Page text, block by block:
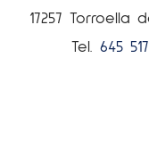
17257 Torroella
Tel. 645